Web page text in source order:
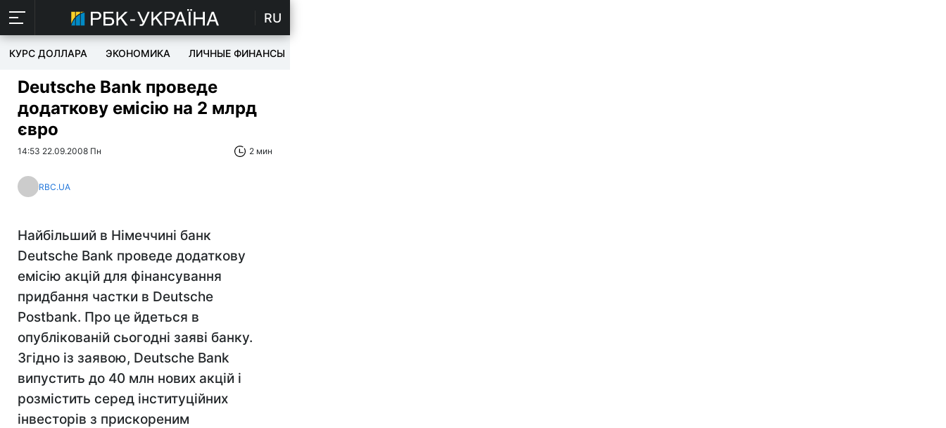
RU
КУРС ДОЛЛАРА ЭКОНОМИКА ЛИЧНЫЕ ФИНАНСЫ
Deutsche Bank проведе
додаткову емісію на 2 млрд
євро
14:53 22.09.2008 Пн 2 мин
RBC.UA
Найбільший в Німеччині банк
Deutsche Bank проведе додаткову
емісію акцій для фінансування
придбання частки в Deutsche
Postbank. Про це йдеться в
опублікованій сьогодні заяві банку.
Згідно із заявою, Deutsche Bank
випустить до 40 млн нових акцій і
розмістить серед інституційних
інвесторів з прискореним